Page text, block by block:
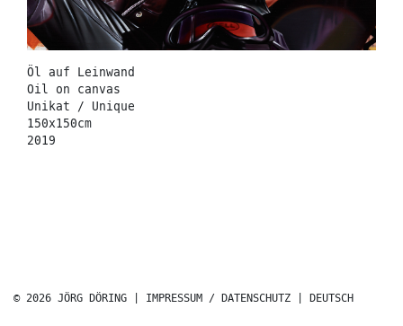
Öl auf Leinwand
Oil on canvas
Unikat / Unique
150x150cm
2019
© 2026 JÖRG DÖRING | IMPRESSUM / DATENSCHUTZ DEUTSCH